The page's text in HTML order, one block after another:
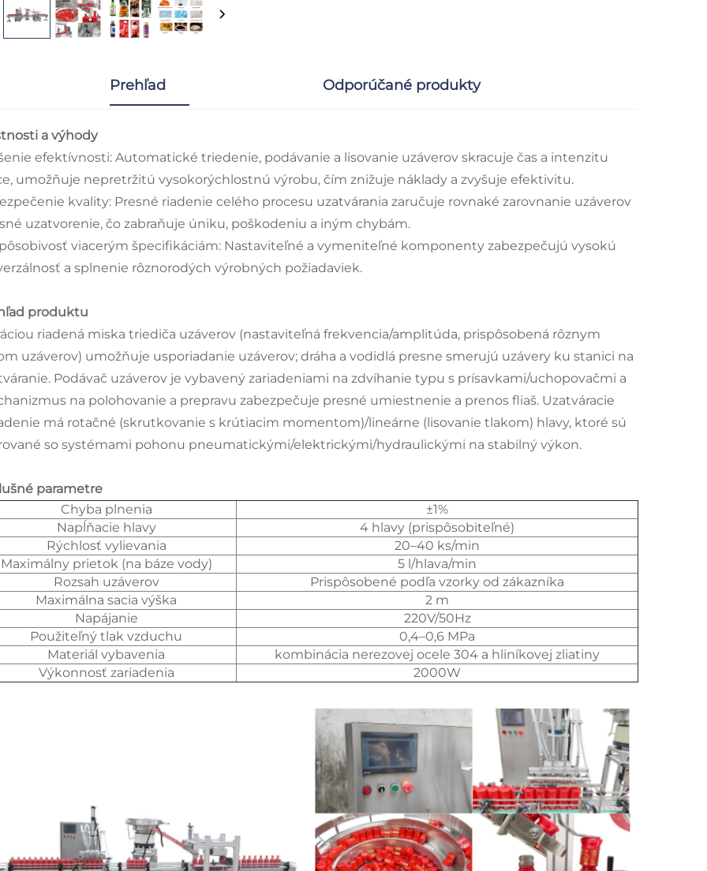
Prehľad Odporúčané produkty
a výhody
efektívnosti: Automatické triedenie, podávanie a lisovanie uzáverov skracuje čas a intenzitu
umožňuje nepretržitú vysokorýchlostnú výrobu, čím znižuje náklady a zvyšuje efektivitu.
kvality: Presné riadenie celého procesu uzatvárania zaručuje rovnaké zarovnanie uzáverov
uzatvorenie, čo zabraňuje úniku, poškodeniu a iným chybám.
viacerým špecifikáciám: Nastaviteľné a vymeniteľné komponenty zabezpečujú vysokú
a splnenie rôznorodých výrobných požiadaviek.
produktu
riadená miska triediča uzáverov (nastaviteľná frekvencia/amplitúda, prispôsobená rôznym
uzáverov) umožňuje usporiadanie uzáverov; dráha a vodidlá presne smerujú uzávery ku stanici na
Podávač uzáverov je vybavený zariadeniami na zdvíhanie typu s prísavkami/uchopovačmi a
na polohovanie a prepravu zabezpečuje presné umiestnenie a prenos fliaš. Uzatváracie
má rotačné (skrutkovanie s krútiacim momentom)/lineárne (lisovanie tlakom) hlavy, ktoré sú
so systémami pohonu pneumatickými/elektrickými/hydraulickými na stabilný výkon.
parametre
Chyba plnenia
±1%
Napĺňacie hlavy
4 hlavy (prispôsobiteľné)
Rýchlosť vylievania
20–40 ks/min
Maximálny prietok (na báze vody)
5 l/hlava/min
Rozsah uzáverov
Prispôsobené podľa vzorky od zákazníka
Maximálna sacia výška
2 m
Napájanie
220V/50Hz
Použiteľný tlak vzduchu
0,4–0,6 MPa
Materiál vybavenia
kombinácia nerezovej ocele 304 a hliníkovej zliatiny
Výkonnosť zariadenia
2000W